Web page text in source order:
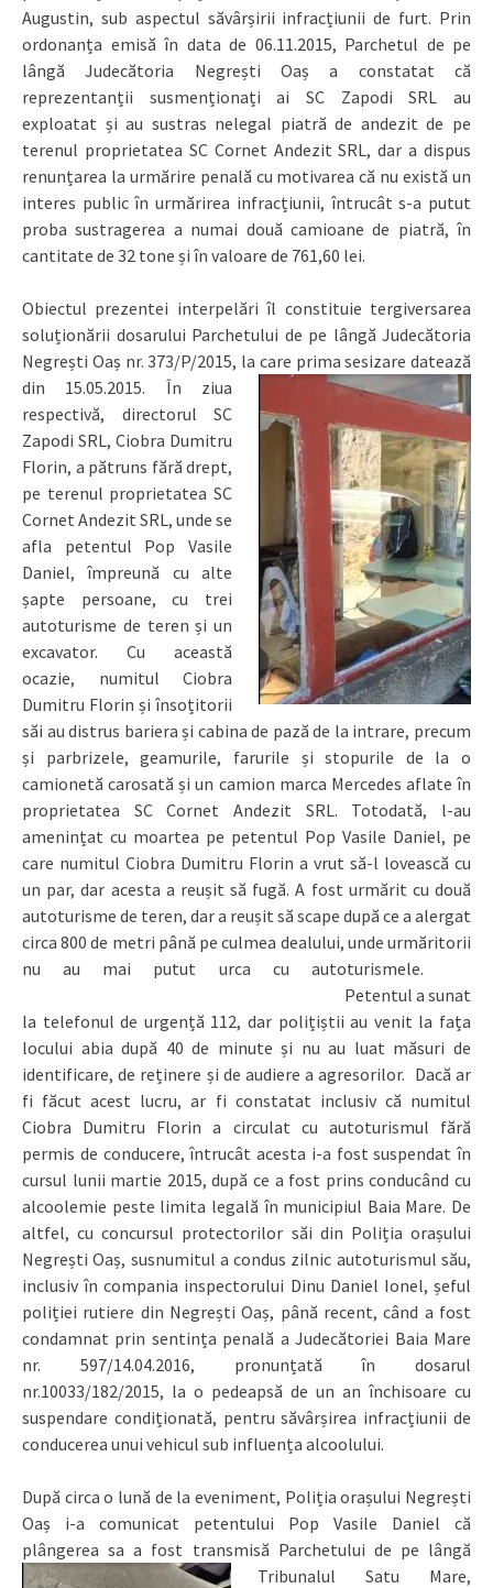
Augustin, sub aspectul săvârșirii infracțiunii de furt. Prin
ordonanța emisă în data de 06.11.2015, Parchetul de pe
lângă Judecătoria Negrești Oaș a constatat că
reprezentanții susmenționați ai SC Zapodi SRL au
exploatat și au sustras nelegal piatră de andezit de pe
terenul proprietatea SC Cornet Andezit SRL, dar a dispus
renunțarea la urmărire penală cu motivarea că nu există un
interes public în urmărirea infracțiunii, întrucât s-a putut
proba sustragerea a numai două camioane de piatră, în
cantitate de 32 tone și în valoare de 761,60 lei.
Obiectul prezentei interpelări îl constituie tergiversarea
soluționării dosarului Parchetului de pe lângă Judecătoria
Negrești Oaș nr. 373/P/2015, la care prima sesizare datează
din 15.05.2015. În ziua
respectivă, directorul SC
Zapodi SRL, Ciobra Dumitru
Florin, a pătruns fără drept,
pe terenul proprietatea SC
Cornet Andezit SRL, unde se
afla petentul Pop Vasile
Daniel, împreună cu alte
șapte persoane, cu trei
autoturisme de teren și un
excavator. Cu această
ocazie, numitul Ciobra
Dumitru Florin și însoțitorii
săi au distrus bariera și cabina de pază de la intrare, precum
și parbrizele, geamurile, farurile și stopurile de la o
camionetă carosată și un camion marca Mercedes aflate în
proprietatea SC Cornet Andezit SRL. Totodată, l-au
amenințat cu moartea pe petentul Pop Vasile Daniel, pe
care numitul Ciobra Dumitru Florin a vrut să-l lovească cu
un par, dar acesta a reușit să fugă. A fost urmărit cu două
autoturisme de teren, dar a reușit să scape după ce a alergat
circa 800 de metri până pe culmea dealului, unde urmăritorii
nu au mai putut urca cu autoturismele.
Petentul a sunat
la telefonul de urgență 112, dar polițiștii au venit la fața
locului abia după 40 de minute și nu au luat măsuri de
identificare, de reținere și de audiere a agresorilor. Dacă ar
fi făcut acest lucru, ar fi constatat inclusiv că numitul
Ciobra Dumitru Florin a circulat cu autoturismul fără
permis de conducere, întrucât acesta i-a fost suspendat în
cursul lunii martie 2015, după ce a fost prins conducând cu
alcoolemie peste limita legală în municipiul Baia Mare. De
altfel, cu concursul protectorilor săi din Poliția orașului
Negrești Oaș, susnumitul a condus zilnic autoturismul său,
inclusiv în compania inspectorului Dinu Daniel Ionel, șeful
poliției rutiere din Negrești Oaș, până recent, când a fost
condamnat prin sentința penală a Judecătoriei Baia Mare
nr. 597/14.04.2016, pronunțată în dosarul
nr.10033/182/2015, la o pedeapsă de un an închisoare cu
suspendare condiționată, pentru săvârșirea infracțiunii de
conducerea unui vehicul sub influența alcoolului.
După circa o lună de la eveniment, Poliția orașului Negrești
Oaș i-a comunicat petentului Pop Vasile Daniel că
plângerea sa a fost transmisă Parchetului de pe lângă
Tribunalul Satu Mare,